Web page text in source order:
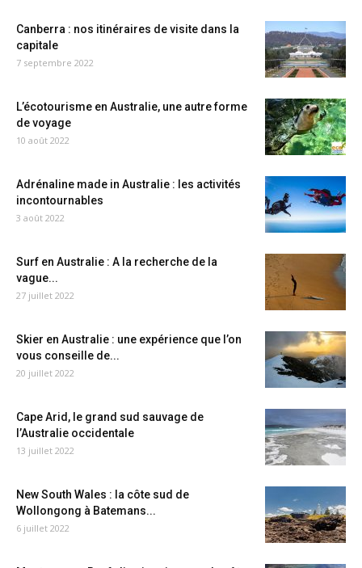
Canberra : nos itinéraires de visite dans la
capitale
7 septembre 2022
L’écotourisme en Australie, une autre forme
de voyage
10 août 2022
Adrénaline made in Australie : les activités
incontournables
3 août 2022
Surf en Australie : A la recherche de la
vague...
27 juillet 2022
Skier en Australie : une expérience que l’on
vous conseille de...
20 juillet 2022
Cape Arid, le grand sud sauvage de
l’Australie occidentale
13 juillet 2022
New South Wales : la côte sud de
Wollongong à Batemans...
6 juillet 2022